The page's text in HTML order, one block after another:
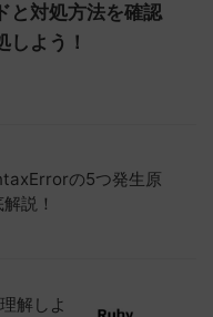
と対処方法を確認
しよう！
の5つ発生原
説！
解しよ